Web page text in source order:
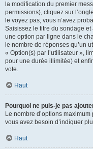
la modification du premier
permissions), cliquez sur
le voyez pas, vous n’avez
Saisissez le titre du sondage
une option par ligne dans le
le nombre de réponses qu’un
« Option(s) par l’utilisateur »,
pour une durée illimitée) et
vote.
Haut
Pourquoi ne puis-je pas
Le nombre d’options
vous avez besoin d’indiquer
Haut